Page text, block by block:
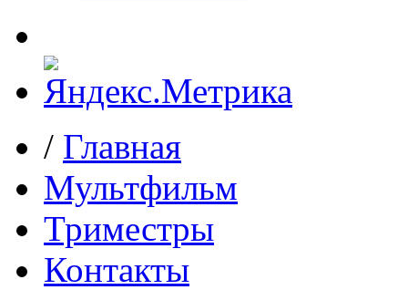
/ Главная
Мультфильм
Триместры
Контакты